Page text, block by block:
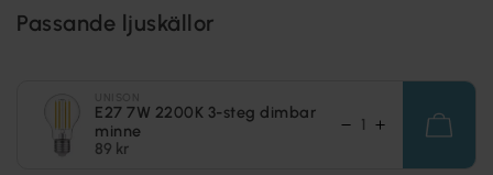
Passande ljuskällor
E27 7W 2200K 3-steg dimbar
minne
89 kr